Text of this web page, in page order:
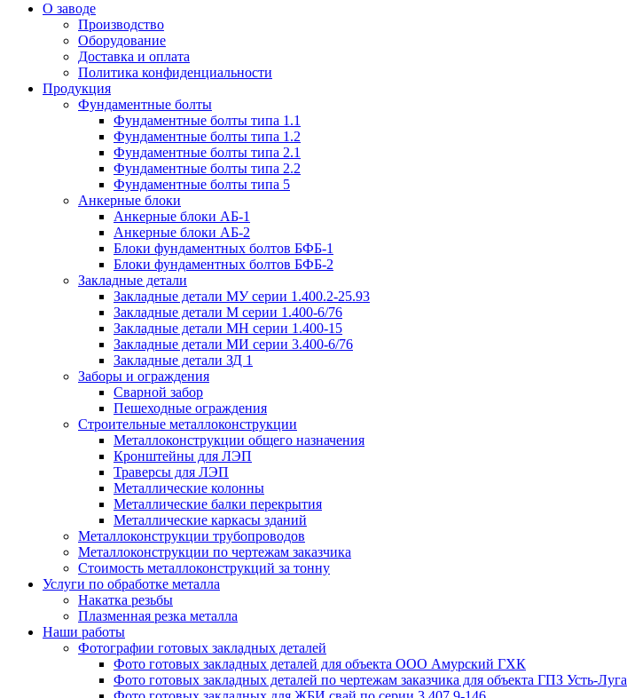
О заводе
Производство
Оборудование
Доставка и оплата
Политика конфиденциальности
Продукция
Фундаментные болты
Фундаментные болты типа 1.1
Фундаментные болты типа 1.2
Фундаментные болты типа 2.1
Фундаментные болты типа 2.2
Фундаментные болты типа 5
Анкерные блоки
Анкерные блоки АБ-1
Анкерные блоки АБ-2
Блоки фундаментных болтов БФБ-1
Блоки фундаментных болтов БФБ-2
Закладные детали
Закладные детали МУ серии 1.400.2-25.93
Закладные детали М серии 1.400-6/76
Закладные детали МН серии 1.400-15
Закладные детали МИ серии 3.400-6/76
Закладные детали ЗД 1
Заборы и ограждения
Сварной забор
Пешеходные ограждения
Строительные металлоконструкции
Металлоконструкции общего назначения
Кронштейны для ЛЭП
Траверсы для ЛЭП
Металлические колонны
Металлические балки перекрытия
Металлические каркасы зданий
Металлоконструкции трубопроводов
Металлоконструкции по чертежам заказчика
Cтоимость металлоконструкций за тонну
Услуги по обработке металла
Накатка резьбы
Плазменная резка металла
Наши работы
Фотографии готовых закладных деталей
Фото готовых закладных деталей для объекта ООО Амурский ГХК
Фото готовых закладных деталей по чертежам заказчика для объекта ГПЗ Усть-Луга